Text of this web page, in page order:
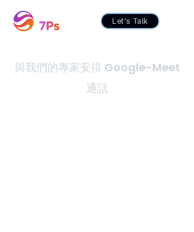
Let's Talk
與我們的專家安排 Google-Meet
通話